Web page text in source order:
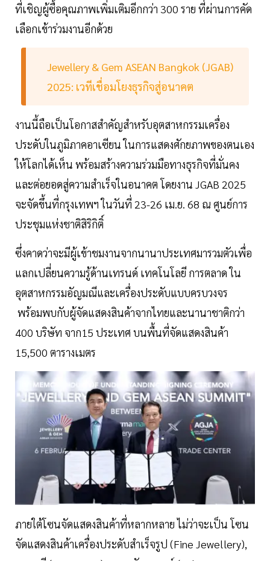
ที่เชิญผู้ซื้อคุณภาพเพิ่มเติมอีกกว่า 300 ราย ที่ผ่านการคัด
เลือกเข้าร่วมงานอีกด้วย
Jewellery & Gem ASEAN Bangkok (JGAB)
2025: เวทีเชื่อมโยงธุรกิจสู่อนาคต
งานนี้ถือเป็นโอกาสสำคัญสำหรับอุตสาหกรรมเครื่อง
ประดับในภูมิภาคอาเซียน ในการแสดงศักยภาพของตนเอง
ให้โลกได้เห็น พร้อมสร้างความร่วมมือทางธุรกิจที่มั่นคง
และต่อยอดสู่ความสำเร็จในอนาคต โดยงาน JGAB 2025
จะจัดขึ้นที่กรุงเทพฯ ในวันที่ 23-26 เม.ย. 68 ณ ศูนย์การ
ประชุมแห่งชาติสิริกิติ์
ซึ่งคาดว่าจะมีผู้เข้าชมงานจากนานาประเทศมารวมตัวเพื่อ
แลกเปลี่ยนความรู้ด้านเทรนด์ เทคโนโลยี การตลาด ใน
อุตสาหกรรมอัญมณีและเครื่องประดับแบบครบวงจร
พร้อมพบกับผู้จัดแสดงสินค้าจากไทยและนานาชาติกว่า
400 บริษัท จาก15 ประเทศ บนพื้นที่จัดแสดงสินค้า
15,500 ตารางเมตร
ภายใต้โซนจัดแสดงสินค้าที่หลากหลาย ไม่ว่าจะเป็น โซน
จัดแสดงสินค้าเครื่องประดับสำเร็จรูป (Fine Jewellery),